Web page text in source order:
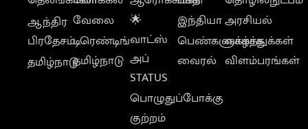
ஆந்திர
பிரதேசம்
தமிழ்நாடு
வேலை
டிரெண்டிங்
தமிழ்நாடு
🌟
வாட்ஸ்
அப்
STATUS
பொழுதுப்போக்கு
குற்றம்
இந்தியா
பெண்களுக்காக
வைரல்
அரசியல்
வாழ்த்துக்கள்
விளம்பரங்கள்